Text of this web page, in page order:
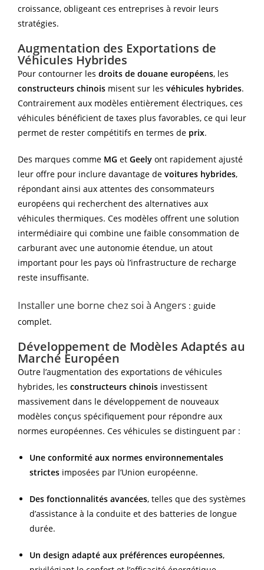
croissance, obligeant ces entreprises à revoir leurs
stratégies.
Augmentation des Exportations de
Véhicules Hybrides
Pour contourner les droits de douane européens, les
constructeurs chinois misent sur les véhicules hybrides.
Contrairement aux modèles entièrement électriques, ces
véhicules bénéficient de taxes plus favorables, ce qui leur
permet de rester compétitifs en termes de prix.
Des marques comme MG et Geely ont rapidement ajusté
leur offre pour inclure davantage de voitures hybrides,
répondant ainsi aux attentes des consommateurs
européens qui recherchent des alternatives aux
véhicules thermiques. Ces modèles offrent une solution
intermédiaire qui combine une faible consommation de
carburant avec une autonomie étendue, un atout
important pour les pays où l’infrastructure de recharge
reste insuffisante.
Installer une borne chez soi à Angers : guide
complet.
Développement de Modèles Adaptés au
Marché Européen
Outre l’augmentation des exportations de véhicules
hybrides, les constructeurs chinois investissent
massivement dans le développement de nouveaux
modèles conçus spécifiquement pour répondre aux
normes européennes. Ces véhicules se distinguent par :
Une conformité aux normes environnementales
strictes imposées par l’Union européenne.
Des fonctionnalités avancées, telles que des systèmes
d’assistance à la conduite et des batteries de longue
durée.
Un design adapté aux préférences européennes,